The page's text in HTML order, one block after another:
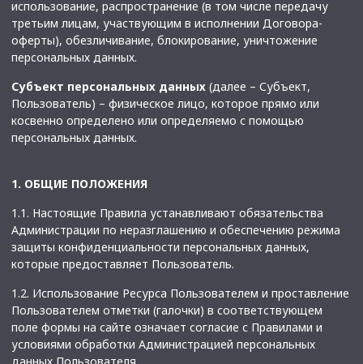
использование, распространение (в том числе передачу
третьим лицам, участвующим в исполнении Договора-
оферты), обезличивание, блокирование, уничтожение
персональных данных.
Субъект персональных данных (далее – Субъект,
Пользователь) – физическое лицо, которое прямо или
косвенно определено или определяемо с помощью
персональных данных.
1. ОБЩИЕ ПОЛОЖЕНИЯ
1.1. Настоящие Правила устанавливают обязательства
Администрации по неразглашению и обеспечению режима
защиты конфиденциальности персональных данных,
которые предоставляет Пользователь.
1.2. Использование Ресурса Пользователем и проставление
Пользователем отметки (галочки) в соответствующем
поле формы на сайте означает согласие с Правилами и
условиями обработки Администрацией персональных